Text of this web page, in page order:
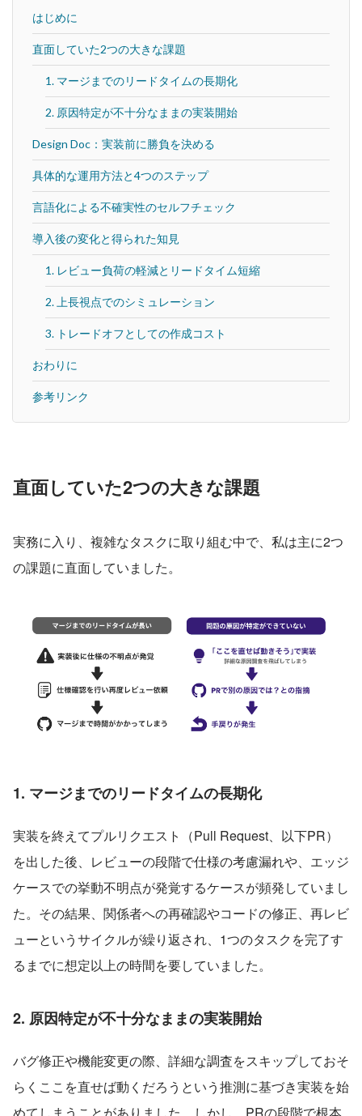
はじめに
直面していた2つの大きな課題
1. マージまでのリードタイムの長期化
2. 原因特定が不十分なままの実装開始
Design Doc：実装前に勝負を決める
具体的な運用方法と4つのステップ
言語化による不確実性のセルフチェック
導入後の変化と得られた知見
1. レビュー負荷の軽減とリードタイム短縮
2. 上長視点でのシミュレーション
3. トレードオフとしての作成コスト
おわりに
参考リンク
直面していた2つの大きな課題
実務に入り、複雑なタスクに取り組む中で、私は主に2つ
の課題に直面していました。
1. マージまでのリードタイムの長期化
実装を終えてプルリクエスト（Pull Request、以下PR）
を出した後、レビューの段階で仕様の考慮漏れや、エッジ
ケースでの挙動不明点が発覚するケースが頻発していまし
た。その結果、関係者への再確認やコードの修正、再レビ
ューというサイクルが繰り返され、1つのタスクを完了す
るまでに想定以上の時間を要していました。
2. 原因特定が不十分なままの実装開始
バグ修正や機能変更の際、詳細な調査をスキップしておそ
らくここを直せば動くだろうという推測に基づき実装を始
めてしまうことがありました。しかし、PRの段階で根本